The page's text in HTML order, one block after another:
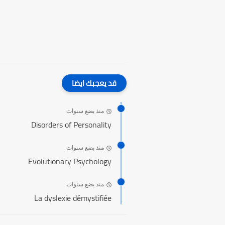
قد يعجبك ايضا
منذ بضع سنوات
Disorders of Personality
منذ بضع سنوات
Evolutionary Psychology
منذ بضع سنوات
La dyslexie démystifiée